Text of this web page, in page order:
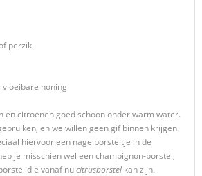
perzik
honing
en citroenen goed schoon onder warm water.
en we willen geen gif binnen krijgen.
hiervoor een nagelborsteltje in de
je misschien wel een champignon-borstel,
die vanaf nucitrusborstel kan zijn.